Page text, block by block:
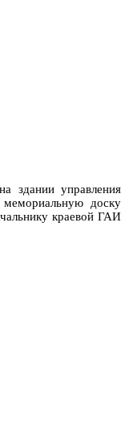
здании управления
доску
краевой ГАИ